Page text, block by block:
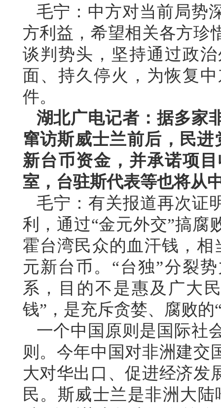
毛宁：中方对当前局势
方利益，希望相关各方珍
谈判势头，坚持通过政
面、持久停火，为恢复
件。
湖北广电记者：据多家
窜访斯威士兰前后，民
新台币资金，并承诺项
室，台驻斯代表等也将从
毛宁：有关报道再次证
利，通过“金元外交”搞腐
霍台湾民众的血汗钱，
元新台币。“台独”分裂
系，目的不是惠及广大
钱”，是充斥贪婪、腐败的
一个中国原则是国际社
则。今年中国对非洲建交
大对华出口、促进经济发
民。斯威士兰是非洲大